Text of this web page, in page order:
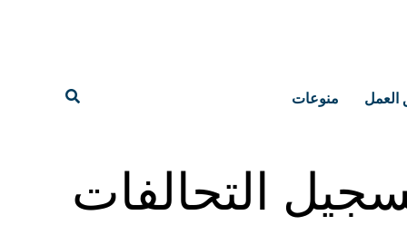
العمل منوعات
التحالفات